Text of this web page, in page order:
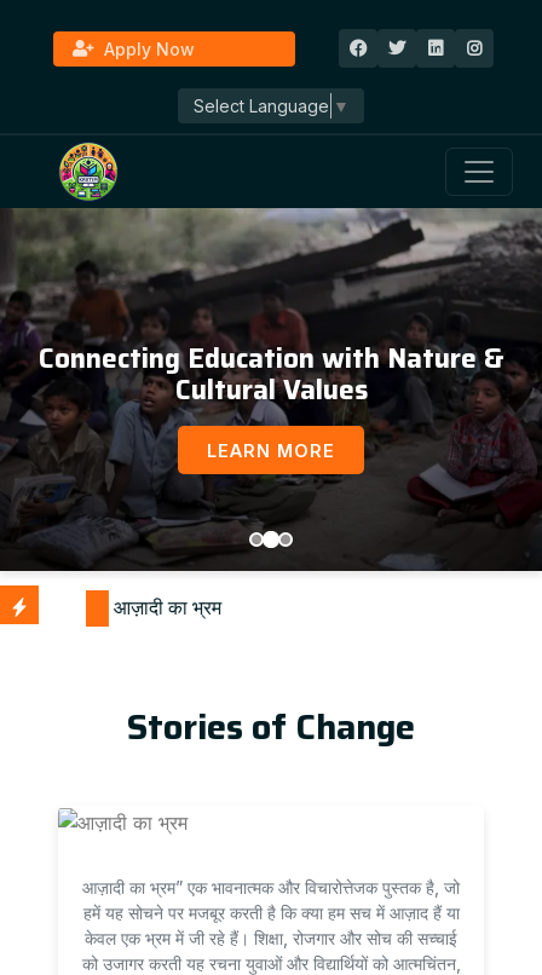
Apply Now
Select Language ▼
Connecting Education with Nature &
Cultural Values
LEARN MORE
Stories of Change
आज़ादी का भ्रम” एक भावनात्मक और विचारोत्तेजक पुस्तक है, जो
हमें यह सोचने पर मजबूर करती है कि क्या हम सच में आज़ाद हैं या
केवल एक भ्रम में जी रहे हैं। शिक्षा, रोजगार और सोच की सच्चाई
को उजागर करती यह रचना युवाओं और विद्यार्थियों को आत्मचिंतन,